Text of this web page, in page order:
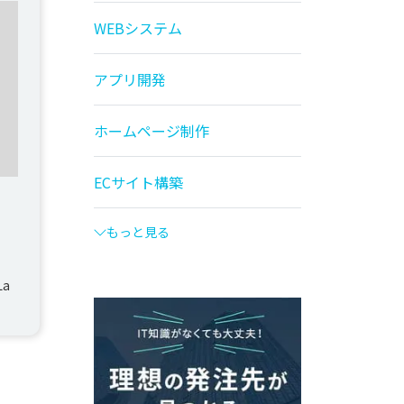
WEBシステム
アプリ開発
ホームページ制作
ECサイト構築
もっと見る